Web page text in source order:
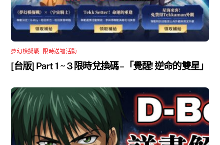
夢幻模擬戰 限時送禮活動
[台版] Part 1 ~ 3 限時兌換碼 –「覺醒! 逆命的雙星」